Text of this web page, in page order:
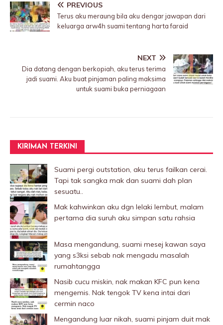
PREVIOUS
Terus aku meraung bila aku dengar jawapan dari
keluarga arw4h suami tentang harta faraid
NEXT
Dia datang dengan berkopiah, aku terus terima
jadi suami. Aku buat pinjaman paling maksima
untuk suami buka perniagaan
KIRIMAN TERKINI
Suami pergi outstation, aku terus failkan cerai.
Tapi tak sangka mak dan suami dah plan
sesuatu..
Mak kahwinkan aku dgn lelaki Iembut, malam
pertama dia suruh aku simpan satu rahsia
Masa mengandung, suami mesej kawan saya
yang s3ksi sebab nak mengadu masalah
rumahtangga
Nasib cucu miskin, nak makan KFC pun kena
mengemis. Nak tengok TV kena intai dari
cermin naco
Mengandung luar nikah, suami pinjam duit mak